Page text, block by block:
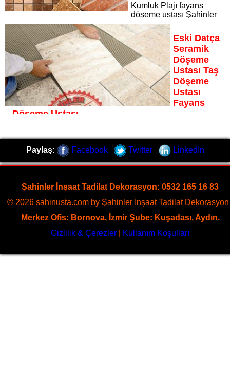
Kumluk Plajı fayans
döşeme ustası Şahinler
İnşaat Dekorasyon, zeminlerinizi sanat eseri gibi işleyen
uzman kadrosuyla Kumluk Plajı bölgesine özel hizmet
sunuyor
Sayfaya Git
Eski Datça
Seramik
Döşeme
Ustası Taş
Döşeme
Ustası
Fayans
Döşeme Ustası
Dekorasyon, zeminlerinizi sanat eseri gibi işleyen uzman
kadrosuyla Eski Datça bölgesine özel hizmet sunuyor
Sayfaya Git
Paylaş: Facebook Twitter LinkedIn
Şahinler İnşaat Tadilat Dekorasyon: 0532 165 16 83
© 2026 sahinusta.com by Şahinler İnşaat Tadilat
Merkez Ofis: Bornova, İzmir Şube: Kuşadası, Aydın.
Gizlilik & Çerezler
Kullanım Koşulları